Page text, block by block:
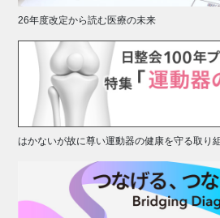
26年度改定から読む医療の未来
はかないが故に尊い運動器の健康を守る取り